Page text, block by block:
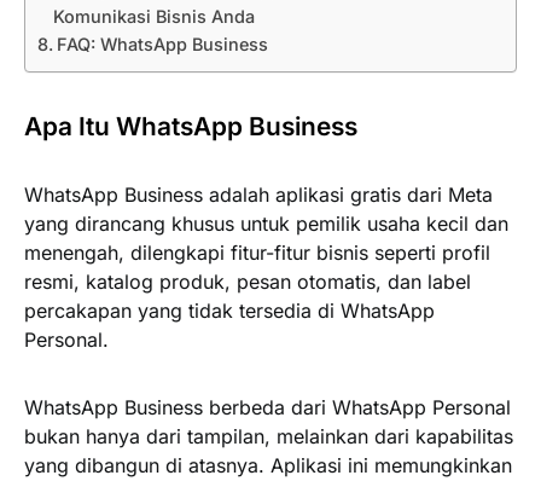
Komunikasi Bisnis Anda
FAQ: WhatsApp Business
Apa Itu WhatsApp Business
WhatsApp Business adalah aplikasi gratis dari Meta
yang dirancang khusus untuk pemilik usaha kecil dan
menengah, dilengkapi fitur-fitur bisnis seperti profil
resmi, katalog produk, pesan otomatis, dan label
percakapan yang tidak tersedia di WhatsApp
Personal.
WhatsApp Business berbeda dari WhatsApp Personal
bukan hanya dari tampilan, melainkan dari kapabilitas
yang dibangun di atasnya. Aplikasi ini memungkinkan